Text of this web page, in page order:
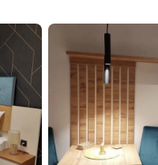
Vrnjačka Banja
Perućac
Kladovo
Aranđelovac